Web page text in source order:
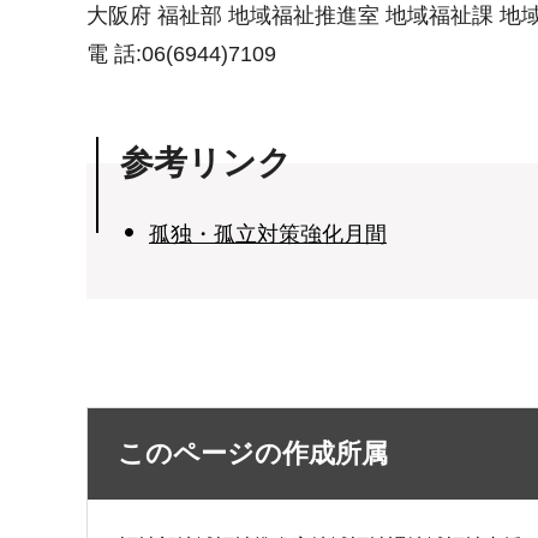
大阪府 福祉部 地域福祉推進室 地域福祉課 地
電 話:06(6944)7109
参考リンク
孤独・孤立対策強化月間
このページの作成所属